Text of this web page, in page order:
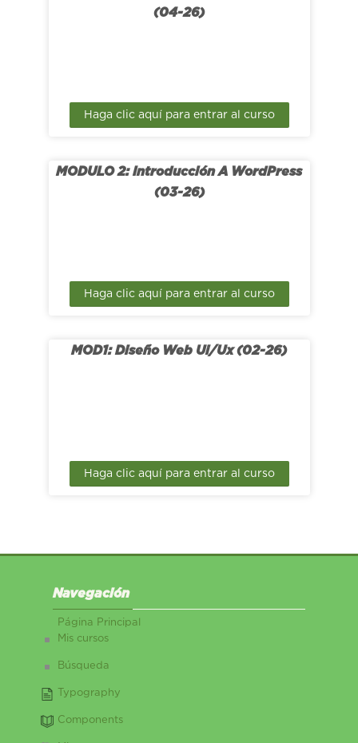
(04-26)
Haga clic aquí para entrar al curso
MODULO 2: Introducción A WordPress
(03-26)
Haga clic aquí para entrar al curso
MOD1: Diseño Web Ui/Ux (02-26)
Haga clic aquí para entrar al curso
Navegación
Página Principal
Mis cursos
Búsqueda
Typography
Components